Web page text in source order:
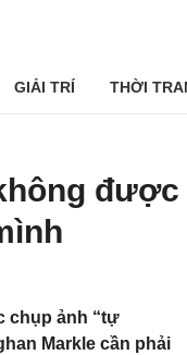
GIẢI TRÍ THỜI
được
chụp ảnh “tự
Markle cần phải